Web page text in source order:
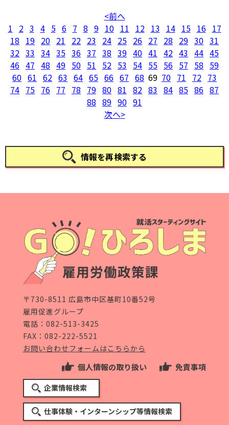
前へ
1
2 3 4 5 6 7 8 9 10 11 12 13 14 15 16 17
18 19 20 21 22 23 24 25 26 27 28 29 30 31
32 33 34 35 36 37 38 39 40 41 42 43 44 45
46 47 48 49 50 51 52 53 54 55 56 57 58 59
60 61 62 63 64 65 66 67 68 69 70 71 72 73
74 75 76 77 78 79 80 81 82 83 84 85 86 87
88 89 90 91
次へ
情報を再検索する
〒730-8511 広島市中区基町10番52号
雇用促進グループ
電話： 082-513-3425
FAX：082-222-5521
お問い合わせフォームはこちらから
個人情報の取り扱い 免責事項
企業情報検索
仕事体験・インターンシップ等情報検索